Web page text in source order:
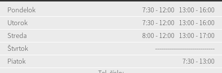
Pondelok
7:30 - 12:00 13:00 - 16:00
Utorok
7:30 - 12:00 13:00 - 16:00
Streda
8:00 - 12:00 13:00 - 17:00
Štvrtok
------------------------------
Piatok
7:30 - 13:00